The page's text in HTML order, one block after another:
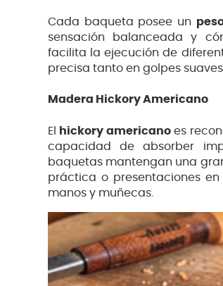
Cada baqueta posee un
sensación balanceada y
facilita la ejecución de
precisa tanto en golpes
Madera Hickory Americano
El hickory americanoes
capacidad de absorber
baquetas mantengan una
práctica o presentaciones
manos y muñecas.